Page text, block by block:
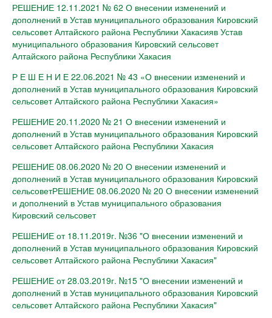
РЕШЕНИЕ 12.11.2021 № 62 О внесении изменений и
дополнений в Устав муниципального образования Кировский
сельсовет Алтайского района Республики Хакасияв Устав
муниципального образования Кировский сельсовет
Алтайского района Республики Хакасия
Р Е Ш Е Н И Е 22.06.2021 № 43 «О внесении изменений и
дополнений в Устав муниципального образования Кировский
сельсовет Алтайского района Республики Хакасия»
РЕШЕНИЕ 20.11.2020 № 21 О внесении изменений и
дополнений в Устав муниципального образования Кировский
сельсовет Алтайского района Республики Хакасия
РЕШЕНИЕ 08.06.2020 № 20 О внесении изменений и
дополнений в Устав муниципального образования Кировский
сельсоветРЕШЕНИЕ 08.06.2020 № 20 О внесении изменений
и дополнений в Устав муниципального образования
Кировский сельсовет
РЕШЕНИЕ от 18.11.2019г. №36 "О внесении изменений и
дополнений в Устав муниципального образования Кировский
сельсовет Алтайского района Республики Хакасия"
РЕШЕНИЕ от 28.03.2019г. №15 "О внесении изменений и
дополнений в Устав муниципального образования Кировский
сельсовет Алтайского района Республики Хакасия"